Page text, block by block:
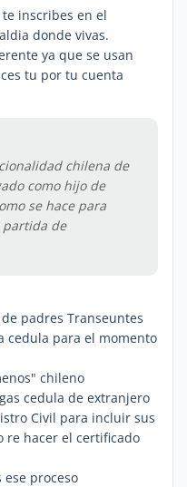
inscribes en el
donde vivas.
ya que se usan
tu por tu cuenta
chilena de
como hijo de
se hace para
partida de
padres Transeuntes
cedula para el momento
chileno
cedula de extranjero
Civil para incluir sus
re hacer el certificado
ese proceso